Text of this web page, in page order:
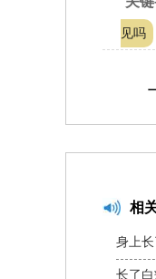
见吗
相
身上
长了